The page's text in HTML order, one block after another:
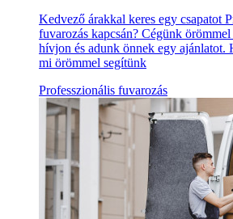
Kedvező árakkal keres egy csapatot
fuvarozás kapcsán? Cégünk
hívjon és adunk önnek egy ajánlatot.
mi örömmel segítünk
Professzionális fuvarozás